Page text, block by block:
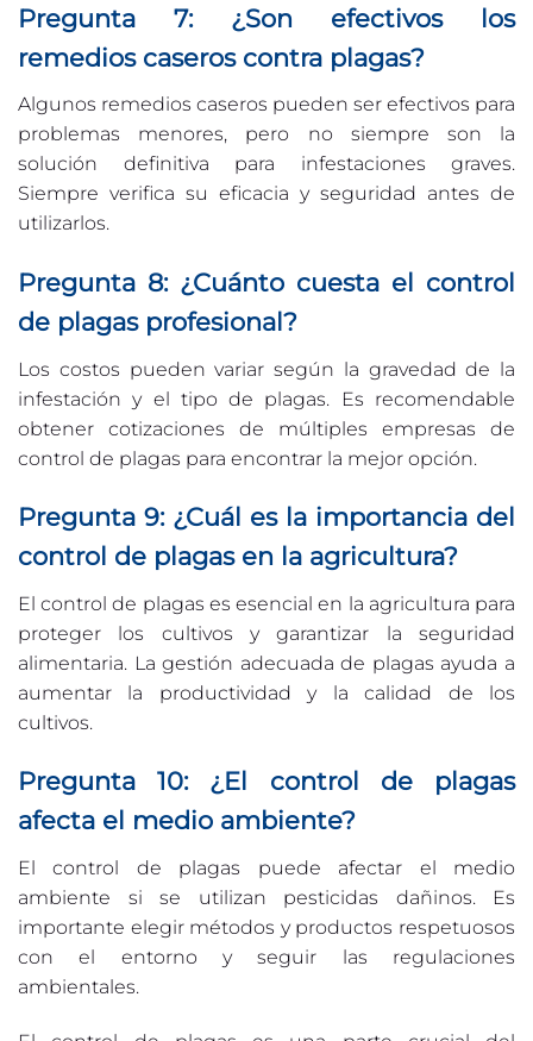
Pregunta 7: ¿Son efectivos los
remedios caseros contra plagas?
Algunos remedios caseros pueden ser efectivos para
problemas menores, pero no siempre son la
solución definitiva para infestaciones graves.
Siempre verifica su eficacia y seguridad antes de
utilizarlos.
Pregunta 8: ¿Cuánto cuesta el control
de plagas profesional?
Los costos pueden variar según la gravedad de la
infestación y el tipo de plagas. Es recomendable
obtener cotizaciones de múltiples empresas de
control de plagas para encontrar la mejor opción.
Pregunta 9: ¿Cuál es la importancia del
control de plagas en la agricultura?
El control de plagas es esencial en la agricultura para
proteger los cultivos y garantizar la seguridad
alimentaria. La gestión adecuada de plagas ayuda a
aumentar la productividad y la calidad de los
cultivos.
Pregunta 10: ¿El control de plagas
afecta el medio ambiente?
El control de plagas puede afectar el medio
ambiente si se utilizan pesticidas dañinos. Es
importante elegir métodos y productos respetuosos
con el entorno y seguir las regulaciones
ambientales.